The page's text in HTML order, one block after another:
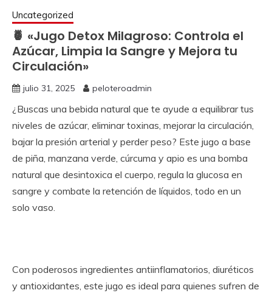
Uncategorized
🍍 «Jugo Detox Milagroso: Controla el
Azúcar, Limpia la Sangre y Mejora tu
Circulación»
julio 31, 2025 peloteroadmin
¿Buscas una bebida natural que te ayude a equilibrar tus
niveles de azúcar, eliminar toxinas, mejorar la circulación,
bajar la presión arterial y perder peso? Este jugo a base
de piña, manzana verde, cúrcuma y apio es una bomba
natural que desintoxica el cuerpo, regula la glucosa en
sangre y combate la retención de líquidos, todo en un
solo vaso.
Con poderosos ingredientes antiinflamatorios, diuréticos
y antioxidantes, este jugo es ideal para quienes sufren de